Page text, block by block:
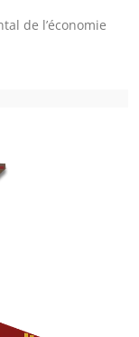
de l’économie